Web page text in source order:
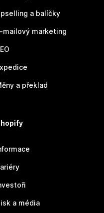
a balíčky
mailový marketing
a překlad
a média